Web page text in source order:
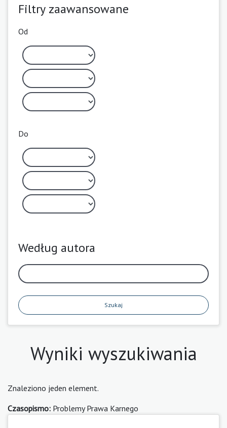
Filtry zaawansowane
Od
Do
Według autora
Szukaj
Wyniki wyszukiwania
Znaleziono jeden element.
Czasopismo: Problemy Prawa Karnego